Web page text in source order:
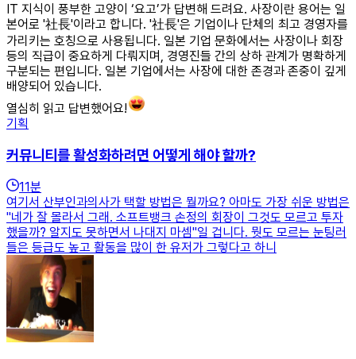
IT 지식이 풍부한 고양이 ‘요고’가 답변해 드려요. 사장이란 용어는 일
본어로 '社長'이라고 합니다. '社長'은 기업이나 단체의 최고 경영자를
가리키는 호칭으로 사용됩니다. 일본 기업 문화에서는 사장이나 회장
등의 직급이 중요하게 다뤄지며, 경영진들 간의 상하 관계가 명확하게
구분되는 편입니다. 일본 기업에서는 사장에 대한 존경과 존중이 깊게
배양되어 있습니다.
열심히 읽고 답변했어요!
기획
커뮤니티를 활성화하려면 어떻게 해야 할까?
11분
여기서 산부인과의사가 택할 방법은 뭘까요? 아마도 가장 쉬운 방법은
"네가 잘 몰라서 그래. 소프트뱅크 손정의 회장이 그것도 모르고 투자
했을까? 알지도 못하면서 나대지 마셈"일 겁니다. 뭣도 모르는 눈팅러
들은 등급도 높고 활동을 많이 한 유저가 그렇다고 하니